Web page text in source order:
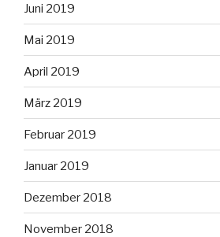
Juni 2019
Mai 2019
April 2019
März 2019
Februar 2019
Januar 2019
Dezember 2018
November 2018